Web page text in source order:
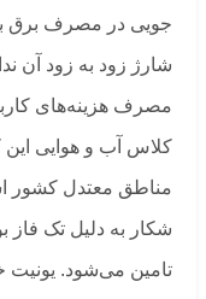
جویی در مصرف برق
شارژ زود به زود آن
مصرف هزینه‌های
مناطق معتدل کشور
شکار به دلیل تک فاز
تامین می‌شود. یونیت